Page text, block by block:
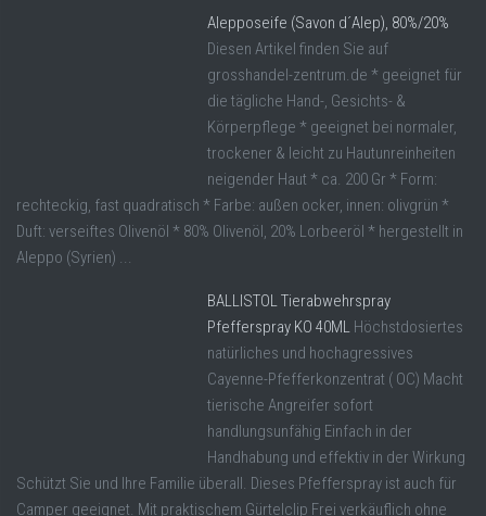
Alepposeife (Savon d´Alep), 80%/20%
Diesen Artikel finden Sie auf
grosshandel-zentrum.de * geeignet für
die tägliche Hand-, Gesichts- &
Körperpflege * geeignet bei normaler,
trockener & leicht zu Hautunreinheiten
neigender Haut * ca. 200 Gr * Form:
rechteckig, fast quadratisch * Farbe: außen ocker, innen: olivgrün *
Duft: verseiftes Olivenöl * 80% Olivenöl, 20% Lorbeeröl * hergestellt in
Aleppo (Syrien) ...
BALLISTOL Tierabwehrspray
Pfefferspray KO 40ML Höchstdosiertes
natürliches und hochagressives
Cayenne-Pfefferkonzentrat ( OC) Macht
tierische Angreifer sofort
handlungsunfähig Einfach in der
Handhabung und effektiv in der Wirkung
Schützt Sie und Ihre Familie überall. Dieses Pfefferspray ist auch für
Camper geeignet. Mit praktischem Gürtelclip Frei verkäuflich ohne